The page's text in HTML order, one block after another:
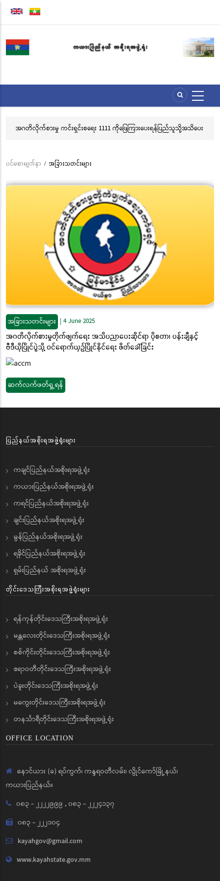
အဓိက
အကြောင်းအရာ
သွား
မည်
အဂတိလိုက်စားမှု ကင်းရှင်းစရေး 1111 ကိုဖြေကြားပေးရန်ပြည်သူသို့အသိပေး
Breadcrumb
ပင်မစာမျက်နှာ / အခြားသတင်းများ
အခြားသတင်းများ | 4 June 2025
အဂတိလိုက်စားမှုတိုက်ဖျက်ရေး အသိပညာပေးဆိုင်ရာ ပိုစတာ၊ ပန်းချီနှင့်
ဗီဒီယိုပြိုင်ပွဲသို့ ဝင်ရောက်ယှဉ်ပြိုင်နိုင်ရေး ဖိတ်ခေါ်ခြင်း
ဆက်လက်ဖတ်ရှု့ရန်
ပြည်နယ်အစိုးရအဖွဲ့ရုံးများ
ကချင်ပြည်နယ်အစိုးရအဖွဲ့ရုံး
ကယားပြည်နယ်အစိုးရအဖွဲ့ရုံး
ကရင်ပြည်နယ်အစိုးရအဖွဲ့ရုံး
ချင်းပြည်နယ်အစိုးရအဖွဲ့ရုံး
မွန်ပြည်နယ်အစိုးရအဖွဲ့ရုံး
ရခိုင်ပြည်နယ်အစိုးရအဖွဲ့ရုံး
ရှမ်းပြည်နယ် အစိုးရအဖွဲ့ရုံး
တိုင်းဒေသကြီးအစိုးရအဖွဲ့ရုံးများ
ရန်ကုန်တိုင်းဒေသကြီးအစိုးရအဖွဲ့ရုံး
မန္တလေးတိုင်းဒေသကြီးအစိုးရအဖွဲ့ရုံး
စစ်ကိုင်းတိုင်းဒေသကြီးအစိုးရအဖွဲ့ရုံး
ဧရာဝတီတိုင်းဒေသကြီးအစိုးရအဖွဲ့ရုံး
ပဲခူးတိုင်းဒေသကြီးအစိုးရအဖွဲ့ရုံး
မကွေးတိုင်းဒေသကြီးအစိုးရအဖွဲ့ရုံး
တနင်္သာရီတိုင်းဒေသကြီးအစိုးရအဖွဲ့ရုံး
OFFICE LOCATION
နောင်ယား (ခ) ရပ်ကွက်၊ ကန္ဒရဝတီလမ်း၊ လွိုင်ကော်မြို့နယ်၊
ကယားပြည်နယ်။
၀၈၃ - ၂၂၂၂၉၉၉ ,၀၈၃ - ၂၂၂၄၁၃၇
၀၈၃ - ၂၂၂၁၀၄
kayahgov@gmail.com
www.kayahstate.gov.mm